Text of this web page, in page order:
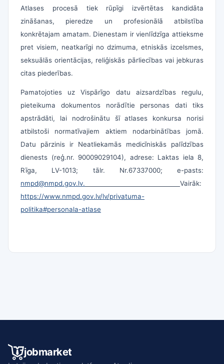
Atlases procesā tiek rūpīgi izvērtētas kandidāta
zināšanas, pieredze un profesionālā atbilstība
konkrētajam amatam. Dienestam ir vienlīdzīga attieksme
pret visiem, neatkarīgi no dzimuma, etniskās izcelsmes,
seksuālās orientācijas, reliģiskās pārliecības vai jebkuras
citas piederības.
Pamatojoties uz Vispārīgo datu aizsardzības regulu,
pieteikuma dokumentos norādītie personas dati tiks
apstrādāti, lai nodrošinātu šī atlases konkursa norisi
atbilstoši normatīvajiem aktiem nodarbinātības jomā.
Datu pārzinis ir Neatliekamās medicīniskās palīdzības
dienests (reģ.nr. 90009029104), adrese: Laktas iela 8,
Rīga, LV-1013; tālr. Nr.67337000; e-pasts:
nmpd@nmpd.gov.lv.
Vairāk:
https://www.nmpd.gov.lv/lv/privatuma-
politika#personala-atlase
jobmarket